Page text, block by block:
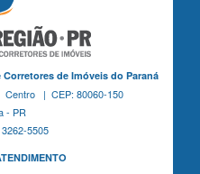
de Imóveis do Paraná
Centro | CEP: 80060-150
- PR
5505